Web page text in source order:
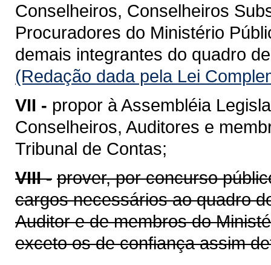
Conselheiros, Conselheiros
Procuradores do Ministério
demais integrantes do quadro
(Redação dada pela Lei
VII - propor à Assembléia
Conselheiros, Auditores e
Tribunal de Contas;
VIII - prover, por concurso
cargos necessários ao quadro
Auditor e de membros do
exceto os de confiança assim